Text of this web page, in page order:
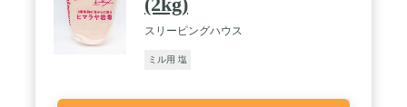
スリーピングハウス
ミル用 塩